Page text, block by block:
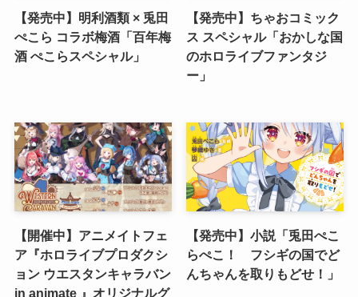
【発売中】明利酒類 × 兎田
ぺこら コラボ梅酒「百年梅
酒 ぺこらスペシャル」
【発売中】ちゃおコミック
ス スペシャル「おかしな国
のホロライブファンタジ
ー」
【開催中】アニメイトフェ
ア『ホロライブプロダクシ
ョン ウエスタンキャラバン
in animate 』オリジナルグ
【発売中】小説「兎田ぺこ
らぺこ！ フシギの国でど
んちゃんを取りもどせ！」